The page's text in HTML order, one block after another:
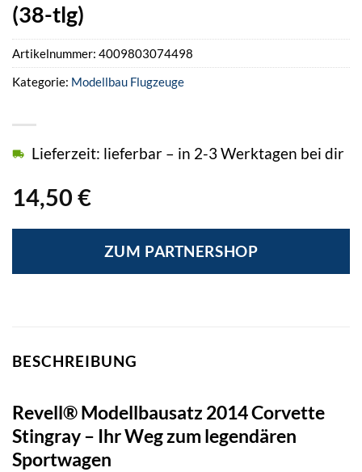
(38-tlg)
14,50 €
Lieferzeit: lieferbar – in 2-3 Werktagen bei dir
ZUM PARTNERSHOP
Artikelnummer: 4009803074498
Kategorie: Modellbau Flugzeuge
BESCHREIBUNG
Revell® Modellbausatz 2014 Corvette
Stingray – Ihr Weg zum legendären
Sportwagen